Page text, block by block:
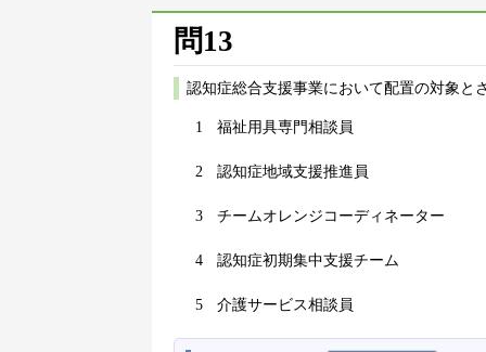
問13
認知症総合支援事業において配置の対象と
1 福祉用具専門相談員
2 認知症地域支援推進員
3 チームオレンジコーディネーター
4 認知症初期集中支援チーム
5 介護サービス相談員